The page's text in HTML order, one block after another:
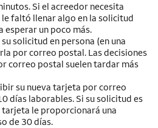
Si el acreedor necesita
faltó llenar algo en la solicitud
esperar un poco más.
solicitud en persona (en una
por correo postal. Las decisiones
correo postal suelen tardar más
su nueva tarjeta por correo
días laborables. Si su solicitud es
tarjeta le proporcionará una
de 30 días.